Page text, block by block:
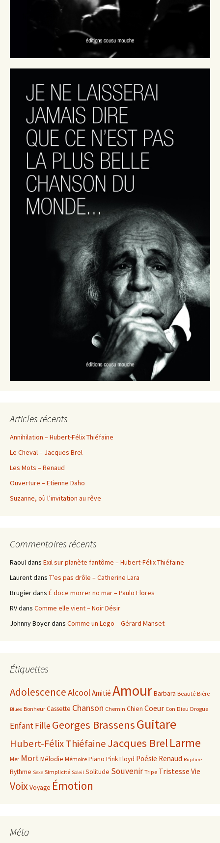
Articles récents
Annihilation – Hubert-Félix Thiéfaine
Le Cheval – Jacques Brel
Les Mots – Renaud
Ouverture – Etienne Daho
Suzanne, où l’invitation au rêve
Commentaires récents
Raouldans Exil sur planète fantôme – Hubert-Félix Thiéfaine
Laurentdans T’es pas drôle – Catherine Lara
Brugierdans É doce morrer no mar – Paulo Flores
RVdans Comme elle vient – Noir Désir
Johnny Boyerdans Comme un Lego – Gérard Manset
Étiquettes
AdolescenceAlcoolAmitié AmourBarbara Beauté Bière
Blues Bonheur Cassette Chanson Chemin Chien Coeur Con Dieu Drogue
EnfantFilleGeorges BrassensGuitare
Hubert-Félix ThiéfaineJacques Brel Larme
Mer MortMélodie Mémoire Piano Pink Floyd Poésie Renaud Rupture
Rythme Sexe Simplicité Soleil Solitude Souvenir Tripe Tristesse Vie
VoixVoyage Émotion
Méta